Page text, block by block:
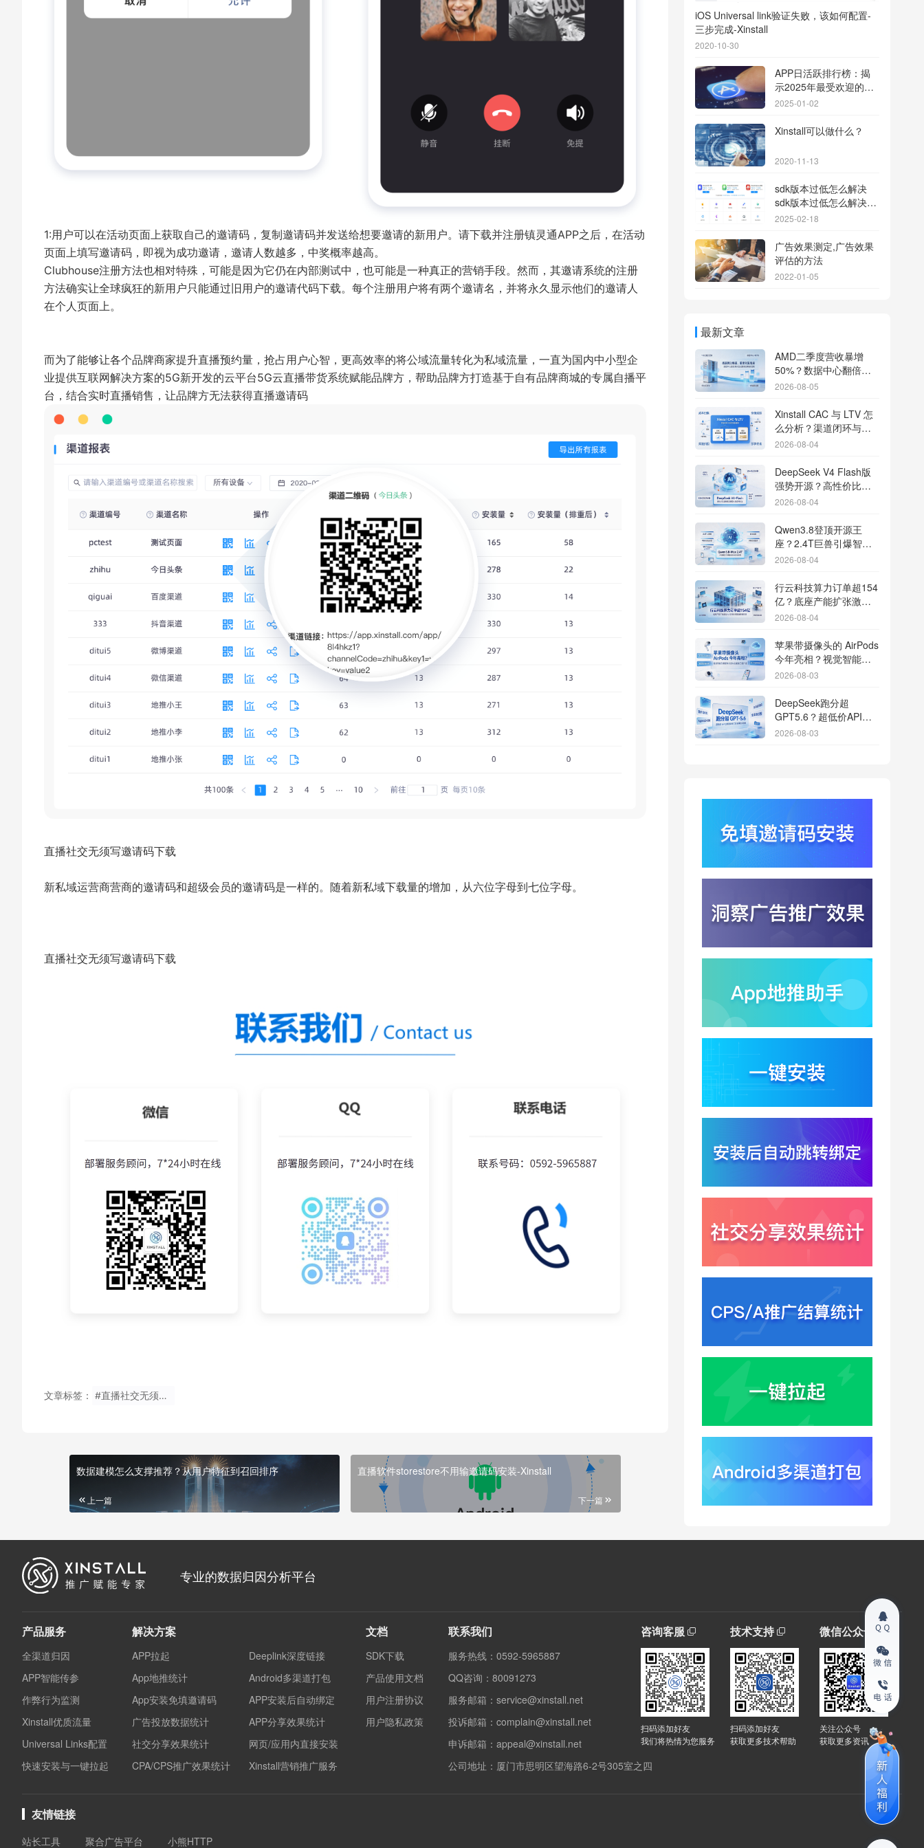
1:用户可以在活动页面上获取自己的邀请码，复制邀请码并发送给想要邀请的新用户。请下载并注册镇灵通APP之后，在活动
页面上填写邀请码，即视为成功邀请，邀请人数越多，中奖概率越高。
Clubhouse注册方法也相对特殊，可能是因为它仍在内部测试中，也可能是一种真正的营销手段。然而，其邀请系统的注册
方法确实让全球疯狂的新用户只能通过旧用户的邀请代码下载。每个注册用户将有两个邀请名，并将永久显示他们的邀请人
在个人页面上。
而为了能够让各个品牌商家提升直播预约量，抢占用户心智，更高效率的将公域流量转化为私域流量，一直为国内中小型企
业提供互联网解决方案的5G新开发的云平台5G云直播带货系统赋能品牌方，帮助品牌方打造基于自有品牌商城的专属自播平
台，结合实时直播销售，让品牌方无法获得直播邀请码
直播社交无须写邀请码下载
新私域运营商营商的邀请码和超级会员的邀请码是一样的。随着新私域下载量的增加，从六位字母到七位字母。
直播社交无须写邀请码下载
文章标签： #直播社交无须写邀请码下载
数据建模怎么支撑推荐？从用户特征到召回排序
上一篇
直播软件storestore不用输邀请码安装-Xinstall
下一篇
iOS Universal link验证失败，该如何配置-
三步完成-Xinstall
2020-10-30
APP日活跃排行榜：揭
示2025年最受欢迎的应
用背后的秘密
2025-01-02
Xinstall可以做什么？
2020-11-13
sdk版本过低怎么解决
sdk版本过低怎么解决华
为
2025-02-18
广告效果测定,广告效果
评估的方法
2022-01-05
最新文章
AMD二季度营收暴增
50%？数据中心翻倍增
长驱动跨端分发新底座
2026-08-05
Xinstall CAC 与 LTV 怎
么分析？渠道闭环与投
放回报解析
2026-08-04
DeepSeek V4 Flash版
强势开源？高性价比基
座模型重塑长尾应用全
2026-08-04
Qwen3.8登顶开源王
座？2.4T巨兽引爆智能
体免填邀请码分发潮
2026-08-04
行云科技算力订单超154
亿？底座产能扩张激活
AI应用多终端流转新周
2026-08-04
苹果带摄像头的 AirPods
今年亮相？视觉智能引
爆硬件分发与全渠道归
2026-08-03
DeepSeek跑分超
GPT5.6？超低价API引
爆智能体工具免填码安
2026-08-03
因紧迫性
亚马逊季度营收首次破
2000亿美元？云与广告
双轮驱动下B端应用迎来
分发与归因重构
2026-07-31
千问已在特斯拉车机内
端服务与全渠道归因新
闭环
2026-07-31
面环境能力升级加速PC
端智能助手与应用分发
悟空大圣上映5天票房仅
15万？国产动画宣发失
灵暴露渠道归因黑洞
？多渠道统一口径与数
据闭环解析
2026-07-29
Xinstall 传参安装怎么实
现 ？端云协同与参数透
传机制解析
2026-07-29
闲鱼AI服务订单暴涨
157%？轻创业热潮催生
专业的数据归因分析平台
产品服务
全渠道归因
APP智能传参
作弊行为监测
Xinstall优质流量
Universal Links配置
快速安装与一键拉起
解决方案
APP拉起
Deeplink深度链接
App地推统计
Android多渠道打包
App安装免填邀请码
APP安装后自动绑定
广告投放数据统计
APP分享效果统计
社交分享效果统计
网页/应用内直接安装
CPA/CPS推广效果统计
Xinstall营销推广服务
文档
SDK下载
产品使用文档
用户注册协议
用户隐私政策
联系我们
服务热线：0592-5965887
QQ咨询：80091273
服务邮箱：service@xinstall.net
投诉邮箱：complain@xinstall.net
申诉邮箱：appeal@xinstall.net
公司地址：厦门市思明区望海路6-2号305室之四
咨询客服
扫码添加好友
我们将热情为您服务
技术支持
扫码添加好友
获取更多技术帮助
微信公众号
关注公众号
获取更多资讯
友情链接
站长工具 聚合广告平台 小熊HTTP